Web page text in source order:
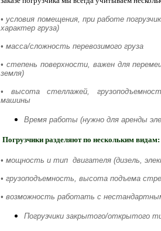
• условия помещения, при работе
характер груза)
• масса/сложность перевозимого груза
• степень поверхности, важен для
земля)
• высота стеллажей,
машины
Время работы (нужно для аренды
Погрузчики разделяют по нескольким видам:
• мощность и тип двигателя (дизель,
• грузоподъемность, высота подъема
• возможность работать с
Погрузчики закрытого/открытого